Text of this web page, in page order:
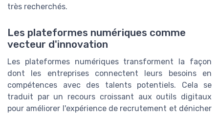
très recherchés.
Les plateformes numériques comme
vecteur d'innovation
Les plateformes numériques transforment la façon
dont les entreprises connectent leurs besoins en
compétences avec des talents potentiels. Cela se
traduit par un recours croissant aux outils digitaux
pour améliorer l'expérience de recrutement et dénicher